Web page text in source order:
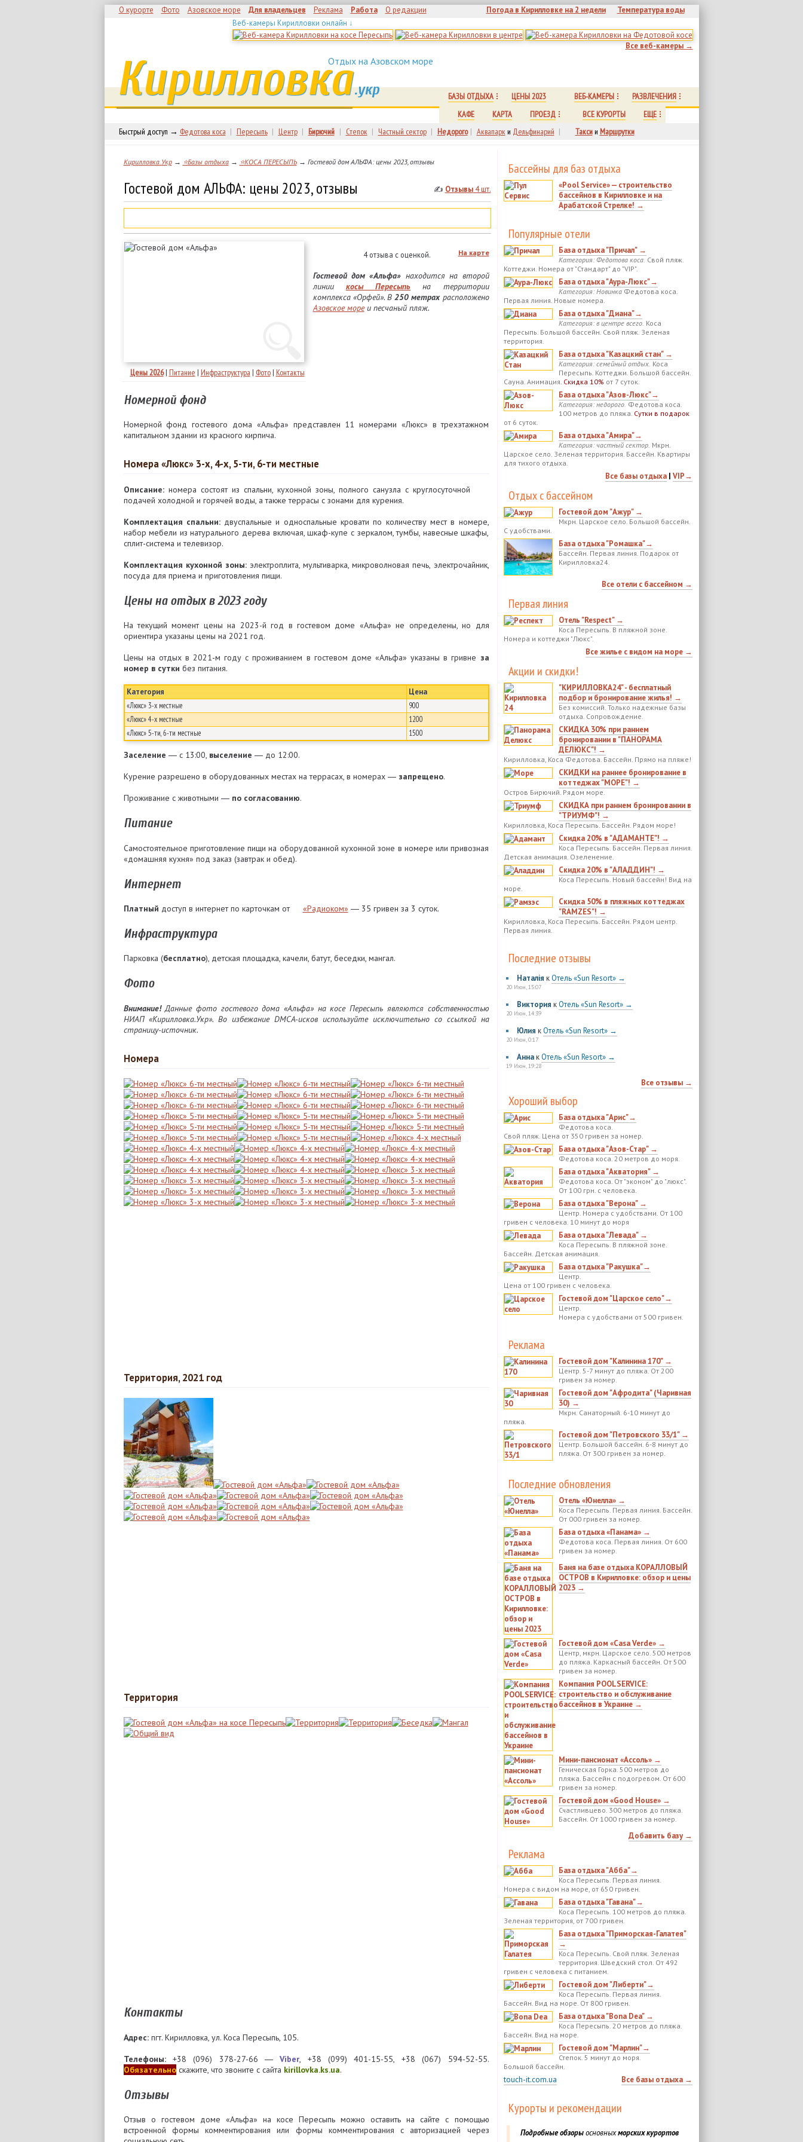
О курорте Фото Азовское море Для владельцев Реклама Работа О редакции Погода в Кирилловке на 2 недели
Температура воды
Веб-камеры Кирилловки онлайн ↓
Все веб-камеры →
Отдых на Азовском море
Кирилловка.укр БАЗЫ ОТДЫХА ЦЕНЫ 2023 ВЕБ-КАМЕРЫ
РАЗВЛЕЧЕНИЯ
КАФЕ
КАРТА ПРОЕЗД ВСЕ КУРОРТЫ
ЕЩЕ
Быстрый доступ → Федотова коса | Пересыпь | Центр | Бирючий | Степок | Частный сектор | Недорого | Аквапарки Дельфинарий | Таксии Маршрутки
Кирилловка.Укр→ ⭐Базы отдыха→ ⭐КОСА ПЕРЕСЫПЬ→ Гостевой дом АЛЬФА: цены 2023, отзывы
✍ Отзывы4 шт.
Гостевой дом АЛЬФА: цены 2023, отзывы
Цены 2026| Питание | Инфраструктура | Фото| Контакты
На карте
4 отзыва с оценкой.
Гостевой дом «Альфа» находится на второй
линии косы Пересыпь на территории
комплекса «Орфей». В250 метрахрасположено
Азовское мореи песчаный пляж.
Номерной фонд
Номерной фонд гостевого дома «Альфа» представлен 11 номерами «Люкс» в трехэтажном
капитальном здании из красного кирпича.
Номера «Люкс» 3-х, 4-х, 5-ти, 6-ти местные
Описание:номера состоят из спальни, кухонной зоны, полного санузла с круглосуточной
подачей холодной и горячей воды, а также террасы с зонами для курения.
Комплектация спальни:двуспальные и односпальные кровати по количеству мест в номере,
набор мебели из натурального дерева включая, шкаф-купе с зеркалом, тумбы, навесные шкафы,
сплит-система и телевизор.
Комплектация кухонной зоны:электроплита, мультиварка, микроволновая печь, электрочайник,
посуда для приема и приготовления пищи.
Цены на отдых в 2023 году
На текущий момент цены на 2023-й год в гостевом доме «Альфа» не определены, но для
ориентира указаны цены на 2021 год.
Цены на отдых в 2021-м году с проживанием в гостевом доме «Альфа» указаны в гривне за
номер в сутки без питания.
Категория
Цена
«Люкс» 3-х местные
900
«Люкс» 4-х местные
1200
«Люкс» 5-ти, 6-ти местные
1500
Заселение ― с 13:00, выселение ― до 12:00.
Курение разрешено в оборудованных местах на террасах, в номерах ― запрещено.
Проживание с животными ― по согласованию.
Питание
Самостоятельное приготовление пищи на оборудованной кухонной зоне в номере или привозная
«домашняя кухня» под заказ (завтрак и обед).
Интернет
Платный доступ в интернет по карточкам от «Радиоком» ― 35 гривен за 3 суток.
Инфраструктура
Парковка (бесплатно), детская площадка, качели, батут, беседки, мангал.
Фото
Внимание!Данные фото гостевого дома «Альфа» на косе Пересыпь являются собственностью
НИАП «Кирилловка.Укр». Во избежание DMCA-исков используйте исключительно со ссылкой на
страницу-источник.
Номера
Территория, 2021 год
Территория
Контакты
Адрес:пгт. Кирилловка, ул. Коса Пересыпь, 105.
Телефоны:+38 (096) 378-27-66 ―Viber, +38 (099) 401-15-55, +38 (067) 594-52-55.
Обязательноскажите, что звоните с сайта kirillovka.ks.ua.
Отзывы
Отзыв о гостевом доме «Альфа» на косе Пересыпь можно оставить на сайте с помощью
встроенной формы комментирования или формы комментирования с авторизацией через
Бассейны для баз отдыха
«Pool Service» — строительство
бассейнов в Кирилловке и на
Арабатской Стрелке! →
Популярные отели
База отдыха "Причал" →
Категория: Федотова коса. Свой пляж.
Коттеджи. Номера от "Стандарт" до "VIP".
База отдыха "Аура-Люкс"→
Категория: НовинкаФедотова коса.
Первая линия. Новые номера.
База отдыха "Диана"→
Категория: в центре всего. Коса
Пересыпь. Большой бассейн. Свой пляж. Зеленая
территория.
База отдыха "Казацкий стан" →
Категория: семейный отдых. Коса
Пересыпь. Коттеджи. Большой бассейн.
Сауна. Анимация. Скидка 10% от 7 суток.
База отдыха "Азов-Люкс"→
Категория: недорого. Федотова коса.
100 метров до пляжа. Сутки в подарок
от 6 суток.
База отдыха "Амира"→
Категория: частный сектор. Мкрн.
Царское село. Зеленая территория. Бассейн. Квартиры
для тихого отдыха.
Все базы отдыха| VIP→
Отдых с бассейном
Гостевой дом "Ажур" →
Мкрн. Царское село. Большой бассейн.
С удобствами.
База отдыха "Ромашка"→
Бассейн. Первая линия. Подарок от
Кирилловка24.
Все отели с бассейном →
Первая линия
Отель "Respect" →
Коса Пересыпь. В пляжной зоне.
Номера и коттеджи "Люкс".
Все жилье с видом на море →
Акции и скидки!
"КИРИЛЛОВКА24" - бесплатный
подбор и бронирование жилья! →
Без комиссий. Только надежные базы
отдыха. Сопровождение.
СКИДКА 30% при раннем
бронировании в "ПАНОРАМА
ДЕЛЮКС"! →
Кирилловка, Коса Федотова. Бассейн. Прямо на пляже!
СКИДКИ на раннее бронирование в
коттеджах "МОРЕ"! →
Остров Бирючий. Рядом море.
СКИДКА при раннем бронировании в
"ТРИУМФ"! →
Кирилловка, Коса Пересыпь. Бассейн. Рядом море!
Скидка 20% в "АДАМАНТЕ"! →
Коса Пересыпь. Бассейн. Первая линия.
Детская анимация. Озеленение.
Скидка 20% в "АЛАДДИН"! →
Коса Пересыпь. Новый бассейн! Вид на
море.
Скидка 50% в пляжных коттеджах
"RAMZES"! →
Кирилловка, Коса Пересыпь. Бассейн. Рядом центр.
Первая линия.
Последние отзывы
Наталія кОтель «Sun Resort» →
20 Июн, 15:07
Виктория кОтель «Sun Resort» →
20 Июн, 14:39
Юлия кОтель «Sun Resort» →
20 Июн, 0:17
АннакОтель «Sun Resort» →
19 Июн, 19:28
Все отзывы →
Хороший выбор
База отдыха "Арис"→
Федотова коса.
Свой пляж. Цена от 350 гривен за номер.
База отдыха "Азов-Стар" →
Федотова коса. 20 метров до моря.
База отдыха "Акватория" →
Федотова коса. От "эконом" до "люкс".
От 100 грн. с человека.
База отдыха "Верона" →
Центр. Номера с удобствами. От 100
гривен с человека. 10 минут до моря
База отдыха "Левада" →
Коса Пересыпь. В пляжной зоне.
Бассейн. Детская анимация.
База отдыха "Ракушка"→
Центр.
Цена от 100 гривен с человека.
Гостевой дом "Царское село"→
Центр.
Номера с удобствами от 500 гривен.
Реклама
Гостевой дом "Калинина 170" →
Центр. 5-7 минут до пляжа. От 200
гривен за номер.
Гостевой дом "Афродита" (Чаривная
30) →
Мкрн. Санаторный. 6-10 минут до
пляжа.
Гостевой дом "Петровского 33/1" →
Центр. Большой бассейн. 6-8 минут до
пляжа. От 300 гривен за номер.
Последние обновления
Отель «Юнелла» →
Коса Пересыпь. Первая линия. Бассейн.
От 000 гривен за номер.
База отдыха «Панама» →
Федотова коса. Первая линия. От 600
гривен за номер.
Баня на базе отдыха КОРАЛЛОВЫЙ
ОСТРОВ в Кирилловке: обзор и цены
2023 →
Гостевой дом «Casa Verde» →
Центр, мкрн. Царское село. 500 метров
до пляжа. Каркасный бассейн. От 500
гривен за номер.
Компания POOLSERVICE:
строительство и обслуживание
бассейнов в Украине →
Мини-пансионат «Ассоль» →
Геническая Горка. 500 метров до
пляжа. Бассейн с подогревом. От 600
гривен за номер.
Гостевой дом «Good House» →
Счастливцево. 300 метров до пляжа.
Бассейн. От 1000 гривен за номер.
Добавить базу →
Реклама
База отдыха "Абба"→
Коса Пересыпь. Первая линия.
Номера с видом на море, от 650 гривен.
База отдыха "Гавана"→
Коса Пересыпь. 100 метров до пляжа.
Зеленая территория, от 700 гривен.
База отдыха "Приморская-Галатея"
→
Коса Пересыпь. Свой пляж. Зеленая
территория. Шведский стол. От 492
гривен с человека с питанием.
Гостевой дом "Либерти"→
Коса Пересыпь. Первая линия.
Бассейн. Вид на море. От 800 гривен.
База отдыха "Bona Dea" →
Коса Пересыпь. 20 метров до пляжа.
Бассейн. Вид на море.
Гостевой дом "Марлин"→
Степок. 5 минут до моря.
Большой бассейн.
Все базы отдыха →
touch-it.com.ua
Курорты и рекомендации
Подробные обзорыосновныхморских курортов